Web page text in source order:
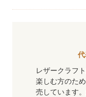
レザークラフ
楽しむ方のた
売しています